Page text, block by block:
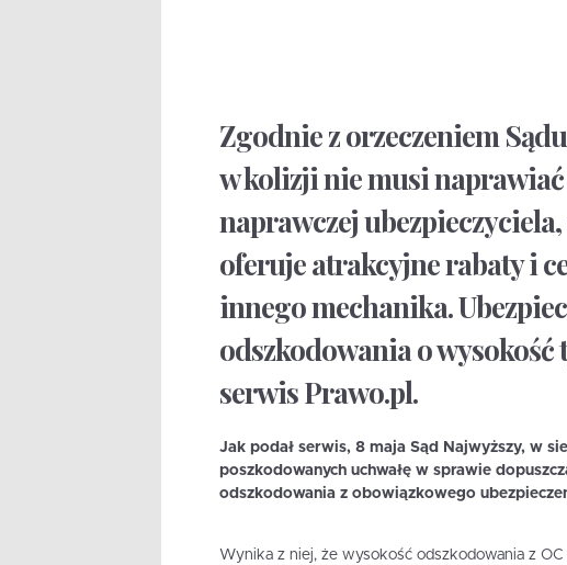
Zgodnie z orzeczeniem
w kolizji nie musi naprawiać
naprawczej
oferuje atrakcyjne rabaty i
innego mechanika.
odszkodowania o
serwis Prawo.pl.
Jak podał serwis, 8 maja Sąd Najwyższy, w
poszkodowanych uchwałę w sprawie
odszkodowania z obowiązkowego
Wynika z niej, że wysokość odszkodowania z